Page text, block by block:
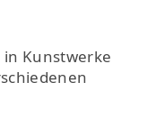
in Kunstwerke